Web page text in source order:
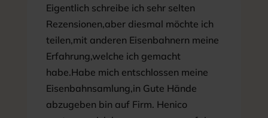
Eigentlich schreibe ich sehr selten
Rezensionen,aber diesmal möchte ich
teilen,mit anderen Eisenbahnern meine
Erfahrung,welche ich gemacht
habe.Habe mich entschlossen meine
Eisenbahnsamlung,in Gute Hände
abzugeben bin auf Firm. Henico